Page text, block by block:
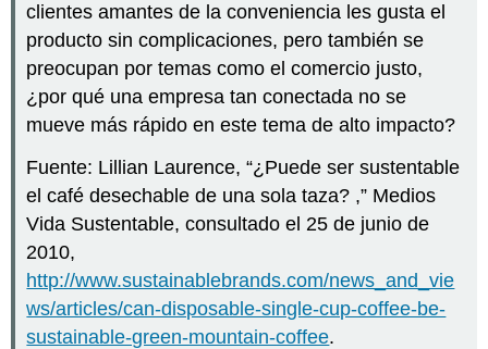
clientes amantes de la conveniencia les gusta el
producto sin complicaciones, pero también se
preocupan por temas como el comercio justo,
¿por qué una empresa tan conectada no se
mueve más rápido en este tema de alto impacto?
Fuente: Lillian Laurence, “¿Puede ser sustentable
el café desechable de una sola taza? ,” Medios
Vida Sustentable, consultado el 25 de junio de
2010,
http://www.sustainablebrands.com/news_and_vie
ws/articles/can-disposable-single-cup-coffee-be-
sustainable-green-mountain-coffee.